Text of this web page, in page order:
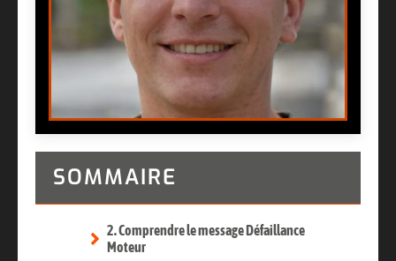
SOMMAIRE
2. Comprendre le message Défaillance
Moteur